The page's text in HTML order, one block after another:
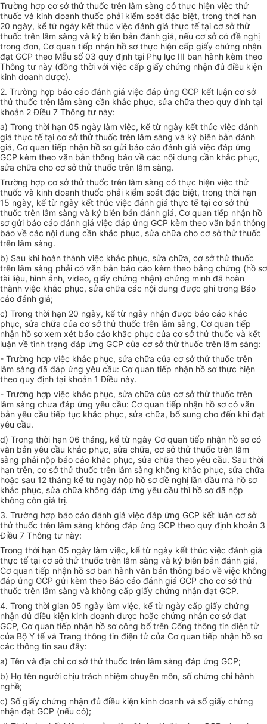
Trường hợp cơ sở thử thuốc trên lâm sàng có thực hiện việc thử
thuốc và kinh doanh thuốc phải kiểm soát đặc biệt, trong thời hạn
20 ngày, kể từ ngày kết thúc việc đánh giá thực tế tại cơ sở thử
thuốc trên lâm sàng và ký biên bản đánh giá, nếu cơ sở có đề nghị
trong đơn, Cơ quan tiếp nhận hồ sơ thực hiện cấp giấy chứng nhận
đạt GCP theo Mẫu số 03 quy định tại Phụ lục III ban hành kèm theo
Thông tư này (đồng thời với việc cấp giấy chứng nhận đủ điều kiện
kinh doanh dược).
2. Trường hợp báo cáo đánh giá việc đáp ứng GCP kết luận cơ sở
thử thuốc trên lâm sàng cần khắc phục, sửa chữa theo quy định tại
khoản 2 Điều 7 Thông tư này:
a) Trong thời hạn 05 ngày làm việc, kể từ ngày kết thúc việc đánh
giá thực tế tại cơ sở thử thuốc trên lâm sàng và ký biên bản đánh
giá, Cơ quan tiếp nhận hồ sơ gửi báo cáo đánh giá việc đáp ứng
GCP kèm theo văn bản thông báo về các nội dung cần khắc phục,
sửa chữa cho cơ sở thử thuốc trên lâm sàng.
Trường hợp cơ sở thử thuốc trên lâm sàng có thực hiện việc thử
thuốc và kinh doanh thuốc phải kiểm soát đặc biệt, trong thời hạn
15 ngày, kể từ ngày kết thúc việc đánh giá thực tế tại cơ sở thử
thuốc trên lâm sàng và ký biên bản đánh giá, Cơ quan tiếp nhận hồ
sơ gửi báo cáo đánh giá việc đáp ứng GCP kèm theo văn bản thông
báo về các nội dung cần khắc phục, sửa chữa cho cơ sở thử thuốc
trên lâm sàng.
b) Sau khi hoàn thành việc khắc phục, sửa chữa, cơ sở thử thuốc
trên lâm sàng phải có văn bản báo cáo kèm theo bằng chứng (hồ sơ
tài liệu, hình ảnh, video, giấy chứng nhận) chứng minh đã hoàn
thành việc khắc phục, sửa chữa các nội dung được ghi trong Báo
cáo đánh giá;
c) Trong thời hạn 20 ngày, kể từ ngày nhận được báo cáo khắc
phục, sửa chữa của cơ sở thử thuốc trên lâm sàng, Cơ quan tiếp
nhận hồ sơ xem xét báo cáo khắc phục của cơ sở thử thuốc và kết
luận về tình trạng đáp ứng GCP của cơ sở thử thuốc trên lâm sàng:
- Trường hợp việc khắc phục, sửa chữa của cơ sở thử thuốc trên
lâm sàng đã đáp ứng yêu cầu: Cơ quan tiếp nhận hồ sơ thực hiện
theo quy định tại khoản 1 Điều này.
- Trường hợp việc khắc phục, sửa chữa của cơ sở thử thuốc trên
lâm sàng chưa đáp ứng yêu cầu: Cơ quan tiếp nhận hồ sơ có văn
bản yêu cầu tiếp tục khắc phục, sửa chữa, bổ sung cho đến khi đạt
yêu cầu.
d) Trong thời hạn 06 tháng, kể từ ngày Cơ quan tiếp nhận hồ sơ có
văn bản yêu cầu khắc phục, sửa chữa, cơ sở thử thuốc trên lâm
sàng phải nộp báo cáo khắc phục, sửa chữa theo yêu cầu. Sau thời
hạn trên, cơ sở thử thuốc trên lâm sàng không khắc phục, sửa chữa
hoặc sau 12 tháng kể từ ngày nộp hồ sơ đề nghị lần đầu mà hồ sơ
khắc phục, sửa chữa không đáp ứng yêu cầu thì hồ sơ đã nộp
không còn giá trị.
3. Trường hợp báo cáo đánh giá việc đáp ứng GCP kết luận cơ sở
thử thuốc trên lâm sàng không đáp ứng GCP theo quy định khoản 3
Điều 7 Thông tư này:
Trong thời hạn 05 ngày làm việc, kể từ ngày kết thúc việc đánh giá
thực tế tại cơ sở thử thuốc trên lâm sàng và ký biên bản đánh giá,
Cơ quan tiếp nhận hồ sơ ban hành văn bản thông báo về việc không
đáp ứng GCP gửi kèm theo Báo cáo đánh giá GCP cho cơ sở thử
thuốc trên lâm sàng và không cấp giấy chứng nhận đạt GCP.
4. Trong thời gian 05 ngày làm việc, kể từ ngày cấp giấy chứng
nhận đủ điều kiện kinh doanh dược hoặc chứng nhận cơ sở đạt
GCP, Cơ quan tiếp nhận hồ sơ công bố trên Cổng thông tin điện tử
của Bộ Y tế và Trang thông tin điện tử của Cơ quan tiếp nhận hồ sơ
các thông tin sau đây:
a) Tên và địa chỉ cơ sở thử thuốc trên lâm sàng đáp ứng GCP;
b) Họ tên người chịu trách nhiệm chuyên môn, số chứng chỉ hành
nghề;
c) Số giấy chứng nhận đủ điều kiện kinh doanh và số giấy chứng
nhận đạt GCP (nếu có);